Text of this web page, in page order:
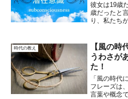
彼女は19歳
歳だったと
り、私たち
ーは、意識
し、外部か
時代の教え
【風の時
うわさが
た！
「風の時代
フレーズは
言葉や概念